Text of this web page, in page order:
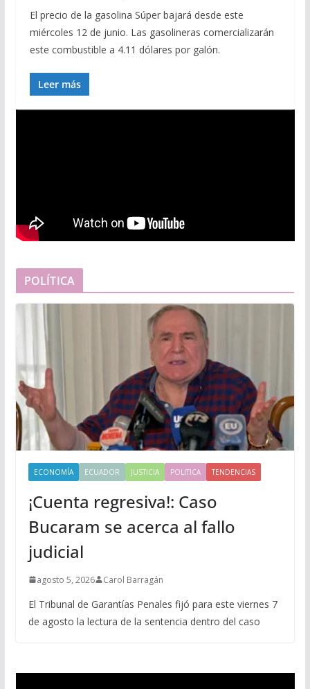
El precio de la gasolina Súper bajará desde este
miércoles 12 de junio. Las gasolineras comercializarán
este combustible a 4.11 dólares por galón.
Leer más
POLÍTICA
ECONOMÍA ECUADOR JUSTICIA POLITICA TENDENCIAS
¡Cuenta regresiva!: Caso
Bucaram se acerca al fallo
judicial
agosto 5, 2026 Carol Barragán
El Tribunal de Garantías Penales fijó para este viernes 7
de agosto la lectura de la sentencia dentro del caso